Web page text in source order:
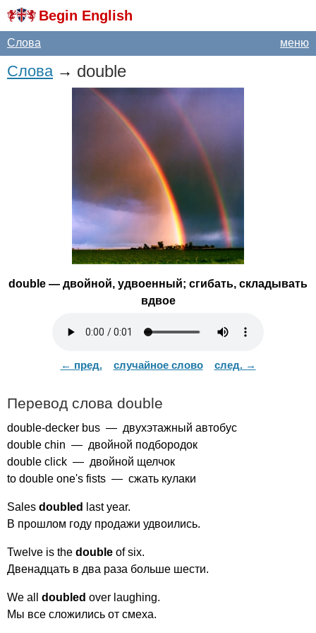
Begin English
меню
Слова
Слова→ double
double — двойной, удвоенный; сгибать, складывать
вдвое
← пред. случайное слово след. →
Перевод слова double
double-decker bus — двухэтажный автобус
double chin — двойной подбородок
double click — двойной щелчок
to double one's fists — сжать кулаки
Sales doubled last year.
В прошлом году продажи удвоились.
Twelve is the double of six.
Двенадцать в два раза больше шести.
We all doubled over laughing.
Мы все сложились от смеха.